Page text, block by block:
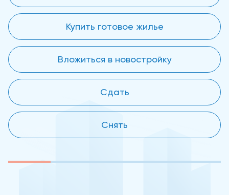
Купить готовое жилье
Вложиться в новостройку
Сдать
Снять